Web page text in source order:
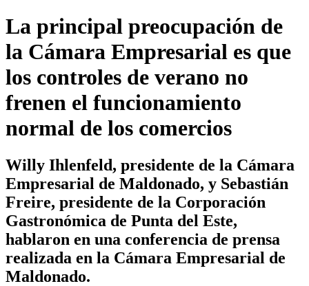
La principal preocupación de
la Cámara Empresarial es que
los controles de verano no
frenen el funcionamiento
normal de los comercios
Willy Ihlenfeld, presidente de la Cámara
Empresarial de Maldonado, y Sebastián
Freire, presidente de la Corporación
Gastronómica de Punta del Este,
hablaron en una conferencia de prensa
realizada en la Cámara Empresarial de
Maldonado.